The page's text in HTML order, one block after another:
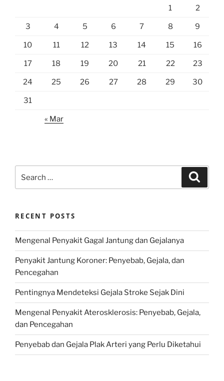
1 2
3 4 5 6 7 8 9
10 11 12 13 14 15 16
17 18 19 20 21 22 23
24 25 26 27 28 29 30
31
« Mar
for:
RECENT POSTS
Mengenal Penyakit Gagal Jantung dan Gejalanya
Penyakit Jantung Koroner: Penyebab, Gejala, dan
Pencegahan
Pentingnya Mendeteksi Gejala Stroke Sejak Dini
Mengenal Penyakit Aterosklerosis: Penyebab, Gejala,
dan Pencegahan
Penyebab dan Gejala Plak Arteri yang Perlu Diketahui